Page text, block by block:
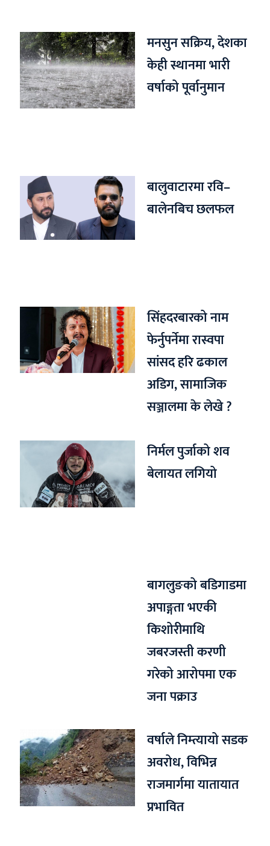
मनसुन सक्रिय, देशका
केही स्थानमा भारी
वर्षाको पूर्वानुमान
बालुवाटारमा रवि–
बालेनबिच छलफल
सिंहदरबारको नाम
फेर्नुपर्नेमा रास्वपा
सांसद हरि ढकाल
अडिग, सामाजिक
सञ्जालमा के लेखे ?
निर्मल पुर्जाको शव
बेलायत लगियो
बागलुङको बडिगाडमा
अपाङ्गता भएकी
किशोरीमाथि
जबरजस्ती करणी
गरेको आरोपमा एक
जना पक्राउ
वर्षाले निम्त्यायो सडक
अवरोध, विभिन्न
राजमार्गमा यातायात
प्रभावित